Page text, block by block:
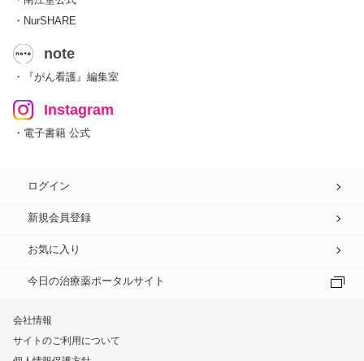
・NurSHARE
note
・『がん看護』編集室
Instagram
・電子書籍 公式
ログイン
新規会員登録
お気に入り
今日の治療薬ポータルサイト
会社情報
サイトのご利用について